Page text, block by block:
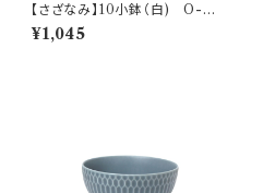
【さざなみ】10小鉢（白) O-M
47501
¥1,045